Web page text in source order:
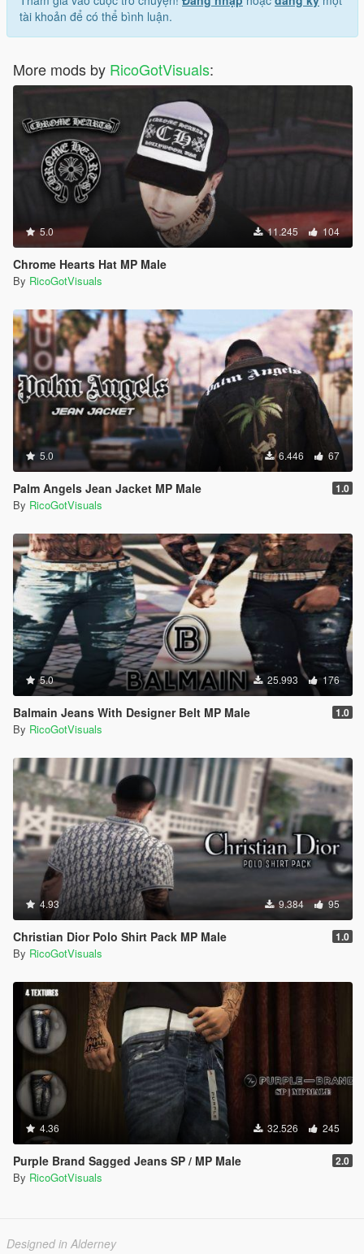
tài khoản để có thể bình luận.
More mods by RicoGotVisuals:
5.0 11.245 104
Chrome Hearts Hat MP Male
By RicoGotVisuals
5.0 6.446 67
Palm Angels Jean Jacket MP Male 1.0
By RicoGotVisuals
5.0 25.993 176
Balmain Jeans With Designer Belt MP Male 1.0
By RicoGotVisuals
4.93 9.384 95
Christian Dior Polo Shirt Pack MP Male 1.0
By RicoGotVisuals
4.36 32.526 245
Purple Brand Sagged Jeans SP / MP Male 2.0
By RicoGotVisuals
Designed in Alderney